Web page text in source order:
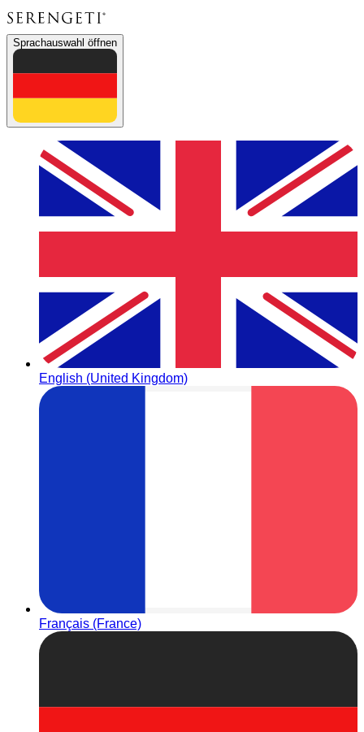
Sprachauswahl öffnen
English (United Kingdom)
Français (France)